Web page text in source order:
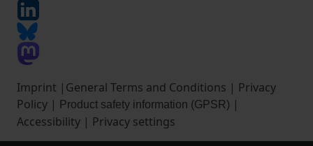
Imprint | General Terms and Conditions | Privacy
Policy | Product safety information (GPSR) |
Accessibility | Privacy settings